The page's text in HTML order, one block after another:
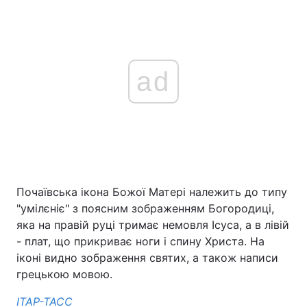
ad
Почаївська ікона Божої Матері належить до типу
"умілєніє" з поясним зображенням Богородиці,
яка на правій руці тримає немовля Ісуса, а в лівій
- плат, що прикриває ноги і спину Христа. На
іконі видно зображення святих, а також написи
грецькою мовою.
ІТАР-ТАСС